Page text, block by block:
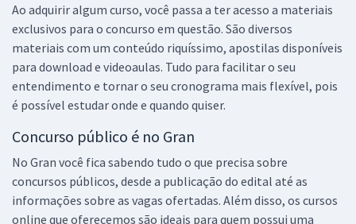
Ao adquirir algum curso, você passa a ter acesso a materiais
exclusivos para o concurso em questão. São diversos
materiais com um conteúdo riquíssimo, apostilas disponíveis
para download e videoaulas. Tudo para facilitar o seu
entendimento e tornar o seu cronograma mais flexível, pois
é possível estudar onde e quando quiser.
Concurso público é no Gran
No Gran você fica sabendo tudo o que precisa sobre
concursos públicos, desde a publicação do edital até as
informações sobre as vagas ofertadas. Além disso, os cursos
online que oferecemos são ideais para quem possui uma